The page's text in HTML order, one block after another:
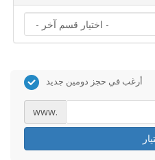
أرغب في حجز دومين جديد
www.